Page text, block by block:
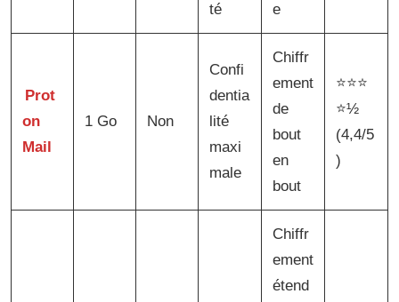
té
e
Prot
on
Mail
1 Go Non
Confi
dentia
lité
maxi
male
Chiffr
ement
de
bout
en
bout
⭐⭐⭐
⭐½
(4,4/5
)
Chiffr
ement
étend